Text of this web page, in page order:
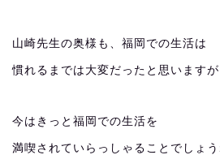
山崎先生の奥様も、福岡での生活は
慣れるまでは大変だったと思いますが
今はきっと福岡での生活を
満喫されていらっしゃることでしょ